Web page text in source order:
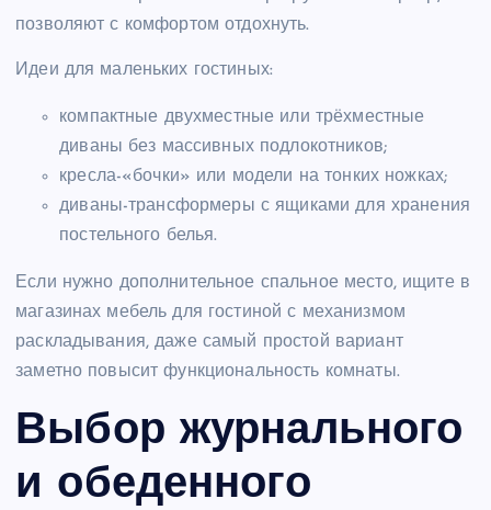
позволяют с комфортом отдохнуть.
Идеи для маленьких гостиных:
компактные двухместные или трёхместные
диваны без массивных подлокотников;
кресла-«бочки» или модели на тонких ножках;
диваны-трансформеры с ящиками для хранения
постельного белья.
Если нужно дополнительное спальное место, ищите в
магазинах мебель для гостиной с механизмом
раскладывания, даже самый простой вариант
заметно повысит функциональность комнаты.
Выбор журнального
и обеденного